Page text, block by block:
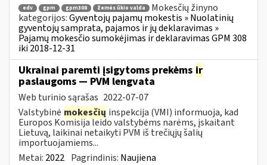
edv gpm gpm308 žemės ūkio valda
Mokesčių žinyno
kategorijos:Gyventojų pajamų mokestis » Nuolatinių
gyventojų samprata, pajamos ir jų deklaravimas »
Pajamų mokesčio sumokėjimas ir deklaravimas GPM 308
iki 2018-12-31
Ukrainai paremti įsigytoms prekėms ir
paslaugoms — PVM lengvata
Web turinio sąrašas 2022-07-07
Valstybinė mokesčių inspekcija (VMI) informuoja, kad
Europos Komisija leido valstybėms narėms, įskaitant
Lietuvą, laikinai netaikyti PVM iš trečiųjų šalių
importuojamiems...
Metai: 2022 Pagrindinis: Naujiena